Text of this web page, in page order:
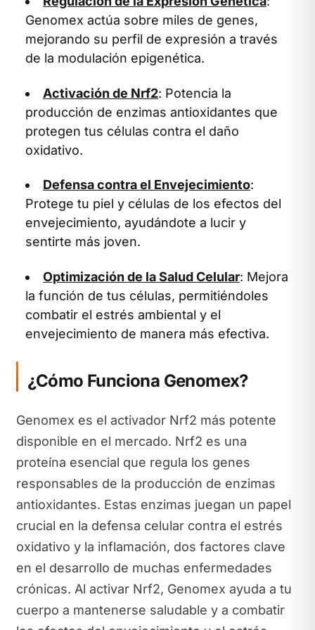
Genomex actúa sobre miles de genes,
mejorando su perfil de expresión a través
de la modulación epigenética.
Activación de Nrf2: Potencia la
producción de enzimas antioxidantes que
protegen tus células contra el daño
oxidativo.
Defensa contra el Envejecimiento:
Protege tu piel y células de los efectos del
envejecimiento, ayudándote a lucir y
sentirte más joven.
Optimización de la Salud Celular: Mejora
la función de tus células, permitiéndoles
combatir el estrés ambiental y el
envejecimiento de manera más efectiva.
¿Cómo Funciona Genomex?
Genomex es el activador Nrf2 más potente
disponible en el mercado. Nrf2 es una
proteína esencial que regula los genes
responsables de la producción de enzimas
antioxidantes. Estas enzimas juegan un papel
crucial en la defensa celular contra el estrés
oxidativo y la inflamación, dos factores clave
en el desarrollo de muchas enfermedades
crónicas. Al activar Nrf2, Genomex ayuda a tu
cuerpo a mantenerse saludable y a combatir